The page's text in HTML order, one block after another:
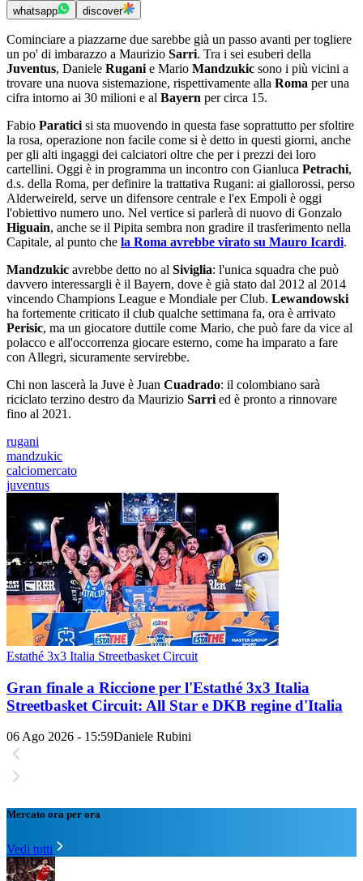
whatsapp discover
Cominciare a piazzarne due sarebbe già un passo avanti per togliere
un po' di imbarazzo a Maurizio Sarri. Tra i sei esuberi della
Juventus, Daniele Rugani e Mario Mandzukic sono i più vicini a
trovare una nuova sistemazione, rispettivamente alla Roma per una
cifra intorno ai 30 milioni e al Bayern per circa 15.
Fabio Paratici si sta muovendo in questa fase soprattutto per sfoltire
la rosa, operazione non facile come si è detto in questi giorni, anche
per gli alti ingaggi dei calciatori oltre che per i prezzi dei loro
cartellini. Oggi è in programma un incontro con Gianluca Petrachi,
d.s. della Roma, per definire la trattativa Rugani: ai giallorossi, perso
Alderweireld, serve un difensore centrale e l'ex Empoli è oggi
l'obiettivo numero uno. Nel vertice si parlerà di nuovo di Gonzalo
Higuain, anche se il Pipita sembra non gradire il trasferimento nella
Capitale, al punto che la Roma avrebbe virato su Mauro Icardi.
Mandzukic avrebbe detto no al Siviglia: l'unica squadra che può
davvero interessargli è il Bayern, dove è già stato dal 2012 al 2014
vincendo Champions League e Mondiale per Club. Lewandowski
ha fortemente criticato il club qualche settimana fa, ora è arrivato
Perisic, ma un giocatore duttile come Mario, che può fare da vice al
polacco e all'occorrenza giocare esterno, come ha imparato a fare
con Allegri, sicuramente servirebbe.
Chi non lascerà la Juve è Juan Cuadrado: il colombiano sarà
riciclato terzino destro da Maurizio Sarri ed è pronto a rinnovare
fino al 2021.
rugani
mandzukic
calciomercato
juventus
Estathé 3x3 Italia Streetbasket Circuit
Gran finale a Riccione per l'Estathé 3x3 Italia
Streetbasket Circuit: All Star e DKB regine d'Italia
06 Ago 2026 - 15:59Daniele Rubini
Mercato ora per ora
Vedi tutti